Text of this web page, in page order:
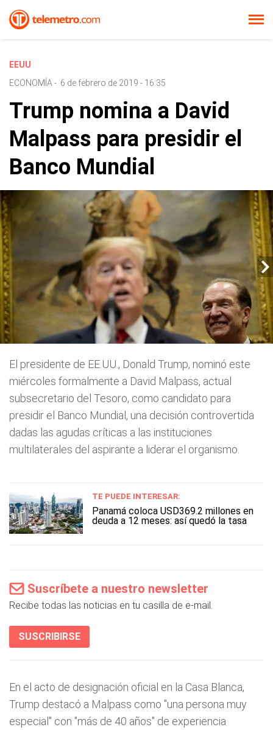
EEUU
ECONOMÍA - 6 de febrero de 2019 - 16:35
Trump nomina a David
Malpass para presidir el
Banco Mundial
El presidente de EE.UU., Donald Trump, nominó este
miércoles formalmente a David Malpass, actual
subsecretario del Tesoro, como candidato para
presidir el Banco Mundial, una decisión controvertida
dadas las agudas críticas a las instituciones
multilaterales del aspirante a liderar el organismo.
TE PUEDE INTERESAR:
Panamá coloca USD369.2 millones en
deuda a 12 meses: así quedó la tasa
Suscríbete a nuestro newsletter
Recibe todas las noticias en tu casilla de e-mail.
SUSCRIBIRSE
En el acto de designación oficial en la Casa Blanca,
Trump destacó a Malpass como "una persona muy
especial" con "más de 40 años" de experiencia